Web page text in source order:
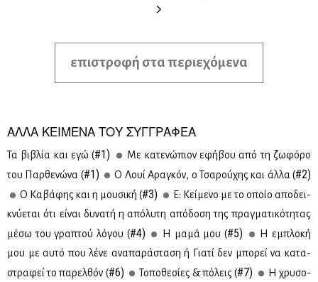
επιστροφή στα περιεχόμενα
ΑΛΛΑ ΚΕΙΜΕΝΑ ΤΟΥ ΣΥΓΓΡΑΦΕΑ
Τα βι­βλία και εγώ (#1)
Με κα­τε­νώ­πιον εφή­βου από τη ζω­φό­ρο
του Παρ­θε­νώ­να (#1) Ο Λουί Αρα­γκόν, ο Τσα­ρού­χης και άλ­λα (#2)
Ο Κα­βά­φης και η μου­σι­κή (#3)
Ε: Κεί­με­νο με το οποίο απο­δει­
κνύ­ε­ται ότι εί­ναι δυ­να­τή η από­λυ­τη από­δο­ση της πραγ­μα­τι­κό­τη­τας
μέ­σω του γρα­πτού λό­γου (#4) Η μα­μά μου (#5)
Η εμπλο­κή
μου με αυ­τό που λέ­νε ανα­πα­ρά­στα­ση ή Για­τί δεν μπο­ρεί να κα­τα­
στρα­φεί το πα­ρελ­θόν (#6) Το­πο­θε­σί­ες & πό­λεις (#7)
Η χρυ­σο­